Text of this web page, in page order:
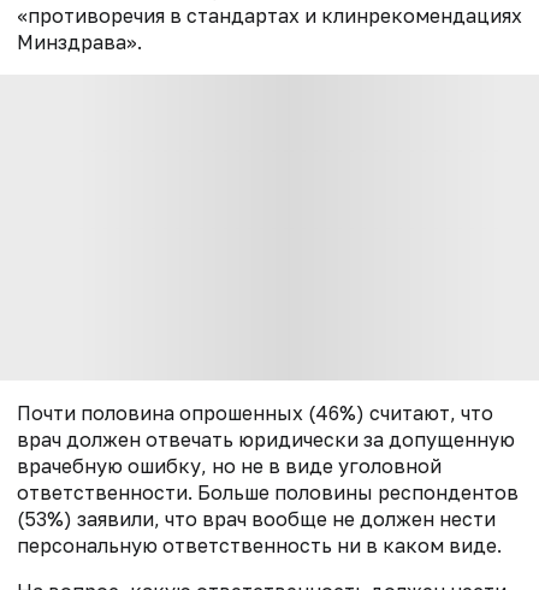
«противоречия в стандартах и клинрекомендациях
Минздрава».
Почти половина опрошенных (46%) считают, что
врач должен отвечать юридически за допущенную
врачебную ошибку, но не в виде уголовной
ответственности. Больше половины респондентов
(53%) заявили, что врач вообще не должен нести
персональную ответственность ни в каком виде.